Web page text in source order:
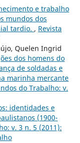
e trabalho
mundos dos
tardio. , Revista
Quelen Ingrid
dos homens do
de soldadas e
marinha mercante
do Trabalho: v.
identidades e
(1900-
v. 3 n. 5 (2011):